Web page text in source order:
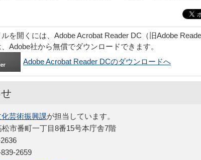
を開くには、Adobe Acrobat Reader DC（旧Adobe
Adobe社から無償でダウンロードできます。
Adobe Acrobat Reader DCのダウンロードへ
化芸術振興課が担当しています。
市番町一丁目8番15号本庁舎7階
2659